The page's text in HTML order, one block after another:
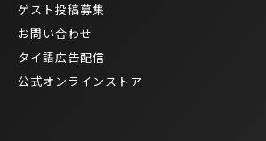
ゲスト投稿募集
お問い合わせ
タイ語広告配信
公式オンラインストア